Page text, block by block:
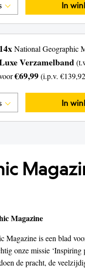
14xNational Geographic
Verzamelband
€69,99(i.p.v.
Magazine
Magazine is een blad
onze missie ‘Inspiring
de pracht, de